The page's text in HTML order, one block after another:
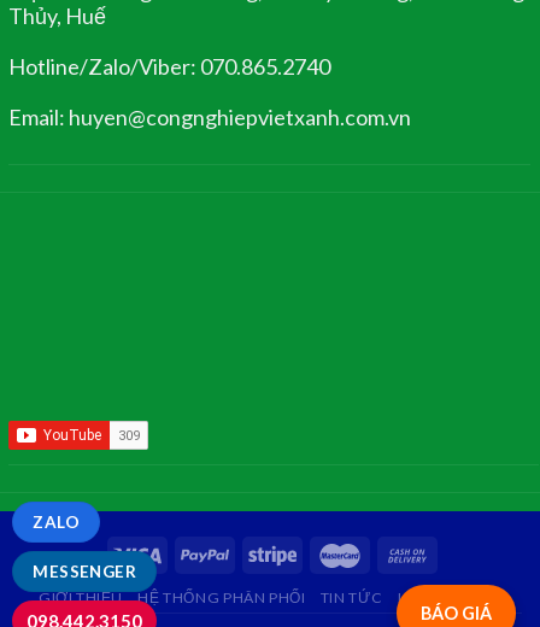
Thủy, Huế
Hotline/Zalo/Viber: 070.865.2740
Email: huyen@congnghiepvietxanh.com.vn
BÁO GIÁ
GIỚI THIỆU HỆ THỐNG PHÂN PHỐI TIN TỨC LIÊN HỆ
MESSENGER
ZALO
098.442.3150